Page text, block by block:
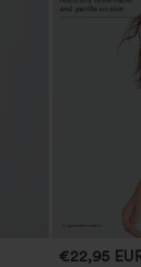
€22,95